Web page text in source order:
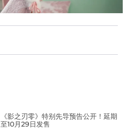
《影之刃零》特别先导预告公开！延期
至10月29日发售